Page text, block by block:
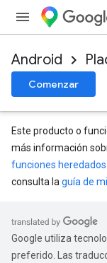
Android
Comenzar
Este producto o
más información
funciones heredados
consulta la guía de
Google utiliza
preferido. Las